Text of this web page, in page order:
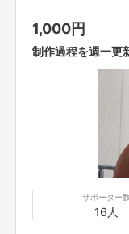
となると、みんなの力を
出すと言うよりも、
『おでこ取れちゃったく
すと言うことになります
お取引において開示要求
【お問合せ先】
お問い合わせは下記の
https://cf.fany.lol/users/
1,000円
制作過程を週一更
サポーター
16人